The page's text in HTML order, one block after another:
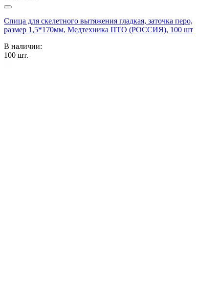
Спица для скелетного вытяжения гладкая, заточка перо,
размер 1,5*170мм, Медтехника ПТО (РОССИЯ), 100 шт
В наличии:
100 шт.